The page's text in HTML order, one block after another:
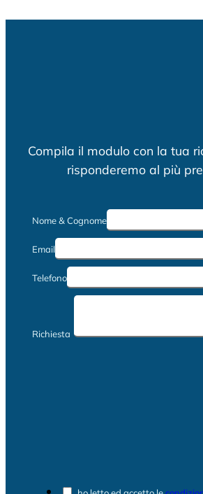
Compila il modulo con la tua
risponderemo al più
Nome & Cognome
Email
Telefono
Richiesta